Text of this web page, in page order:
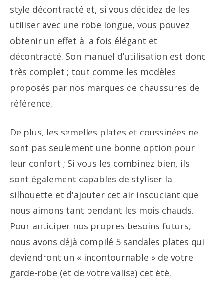
style décontracté et, si vous décidez de les
utiliser avec une robe longue, vous pouvez
obtenir un effet à la fois élégant et
décontracté. Son manuel d’utilisation est donc
très complet ; tout comme les modèles
proposés par nos marques de chaussures de
référence.
De plus, les semelles plates et coussinées ne
sont pas seulement une bonne option pour
leur confort ; Si vous les combinez bien, ils
sont également capables de styliser la
silhouette et d'ajouter cet air insouciant que
nous aimons tant pendant les mois chauds.
Pour anticiper nos propres besoins futurs,
nous avons déjà compilé 5 sandales plates qui
deviendront un « incontournable » de votre
garde-robe (et de votre valise) cet été.